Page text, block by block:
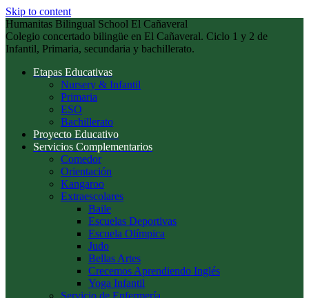
Skip to content
Humanitas Bilingual School El Cañaveral
Colegio concertado bilingüe en El Cañaveral. Ciclo 1 y 2 de
Infantil, Primaria, secundaria y bachillerato.
Etapas Educativas
Nursery & Infantil
Primaria
ESO
Bachillerato
Proyecto Educativo
Servicios Complementarios
Comedor
Orientación
Kangaroo
Extraescolares
Baile
Escuelas Deportivas
Escuela Olímpica
Judo
Bellas Artes
Crecemos Aprendiendo Inglés
Yoga Infantil
Servicio de Enfermería